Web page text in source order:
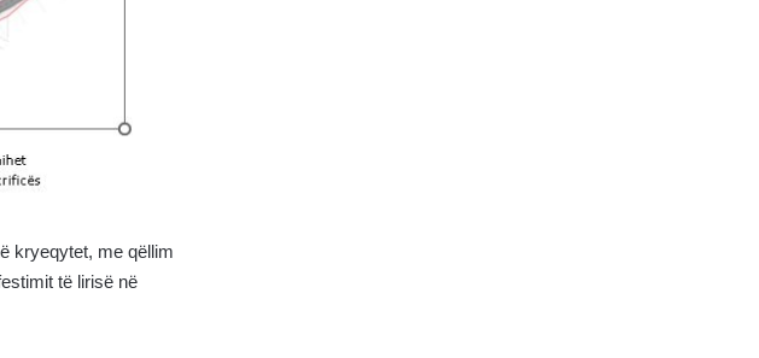
kryeqytet, me qëllim
të lirisë në